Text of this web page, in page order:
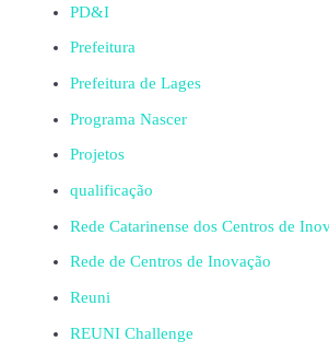
PD&I
Prefeitura
Prefeitura de Lages
Programa Nascer
Projetos
qualificação
Rede Catarinense dos Centros de
Rede de Centros de Inovação
Reuni
REUNI Challenge